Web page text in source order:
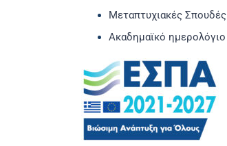
Μεταπτυχιακές Σπουδές
Ακαδημαϊκό ημερολόγιο